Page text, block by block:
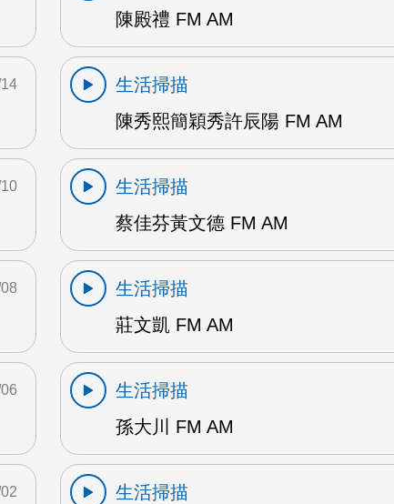
陳殿禮 FM AM
生活掃描
陳秀熙簡穎秀許辰陽 FM AM
生活掃描
蔡佳芬黃文德 FM AM
生活掃描
莊文凱 FM AM
生活掃描
孫大川 FM AM
生活掃描